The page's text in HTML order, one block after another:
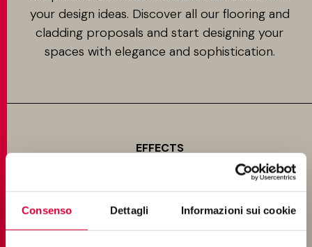
Consenso Dettagli Informazioni sui cookie
your design ideas. Discover all our flooring and
cladding proposals and start designing your
spaces with elegance and sophistication.
EFFECTS
Marble look tiles